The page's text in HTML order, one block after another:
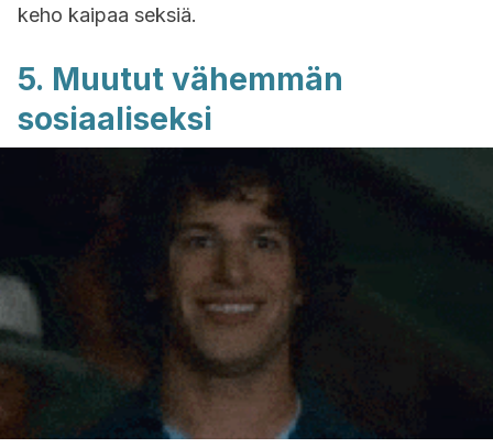
keho kaipaa seksiä.
5. Muutut vähemmän
sosiaaliseksi